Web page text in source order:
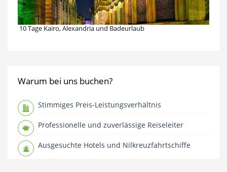
10 Tage Kairo, Alexandria und Badeurlaub
Warum bei uns buchen?
Stimmiges Preis-Leistungsverhältnis
Professionelle und zuverlässige Reiseleiter
Ausgesuchte Hotels und Nilkreuzfahrtschiffe